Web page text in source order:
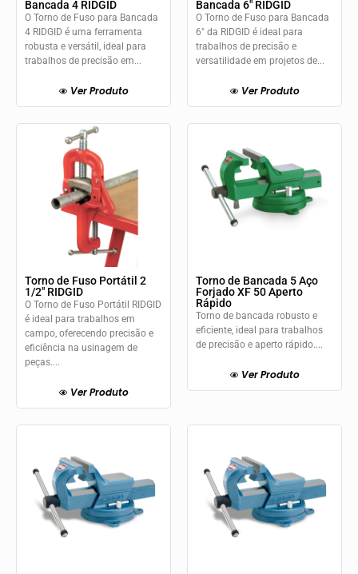
Bancada 4 RIDGID
O Torno de Fuso para Bancada
4 RIDGID é uma ferramenta
robusta e versátil, ideal para
trabalhos de precisão em...
Ver Produto
Bancada 6″ RIDGID
O Torno de Fuso para Bancada
6" da RIDGID é ideal para
trabalhos de precisão e
versatilidade em projetos de...
Ver Produto
Torno de Fuso Portátil 2
1/2″ RIDGID
O Torno de Fuso Portátil RIDGID
é ideal para trabalhos em
campo, oferecendo precisão e
eficiência na usinagem de
peças....
Ver Produto
Torno de Bancada 5 Aço
Forjado XF 50 Aperto
Rápido
Torno de bancada robusto e
eficiente, ideal para trabalhos
de precisão e aperto rápido....
Ver Produto